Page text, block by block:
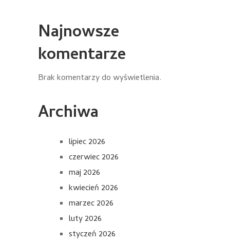
Najnowsze
komentarze
Brak komentarzy do wyświetlenia.
Archiwa
lipiec 2026
czerwiec 2026
maj 2026
kwiecień 2026
marzec 2026
luty 2026
styczeń 2026